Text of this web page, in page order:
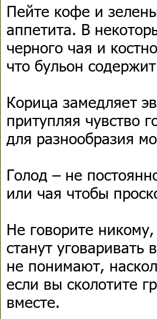
Пейте кофе и
аппетита. В
черного чая и
что бульон
Корица замедляет
притупляя чувство
для разнообразия
Голод – не
или чая чтобы
Не говорите
станут уговаривать
не понимают,
если вы сколотите
вместе.